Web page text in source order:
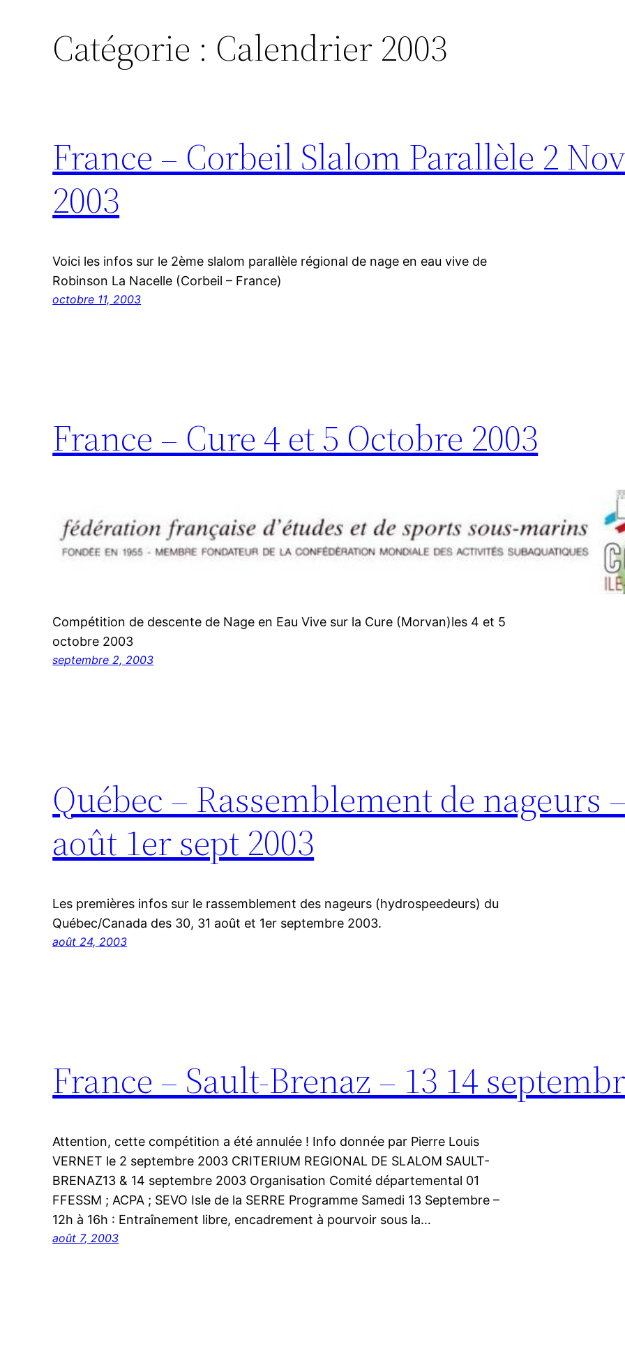
Catégorie : Calendrier 2003
France – Corbeil Slalom Parallèle 2
2003
Voici les infos sur le 2ème slalom parallèle régional de nage en eau vive de
Robinson La Nacelle (Corbeil – France)
octobre 11, 2003
France – Cure 4 et 5 Octobre 2003
Compétition de descente de Nage en Eau Vive sur la Cure (Morvan)les 4 et 5
octobre 2003
septembre 2, 2003
Québec – Rassemblement de nageurs
août 1er sept 2003
Les premières infos sur le rassemblement des nageurs (hydrospeedeurs) du
Québec/Canada des 30, 31 août et 1er septembre 2003.
août 24, 2003
France – Sault-Brenaz – 13 14
Attention, cette compétition a été annulée ! Info donnée par Pierre Louis
VERNET le 2 septembre 2003 CRITERIUM REGIONAL DE SLALOM SAULT-
BRENAZ13 & 14 septembre 2003 Organisation Comité départemental 01
FFESSM ; ACPA ; SEVO Isle de la SERRE Programme Samedi 13 Septembre –
12h à 16h : Entraînement libre, encadrement à pourvoir sous la…
août 7, 2003